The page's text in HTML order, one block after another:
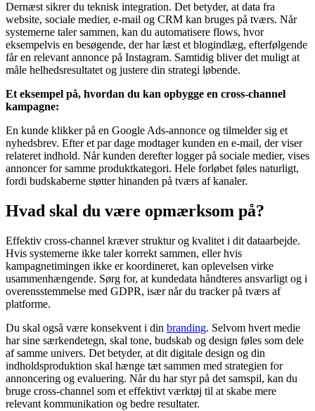
Dernæst sikrer du teknisk integration. Det betyder, at data fra
website, sociale medier, e-mail og CRM kan bruges på tværs. Når
systemerne taler sammen, kan du automatisere flows, hvor
eksempelvis en besøgende, der har læst et blogindlæg, efterfølgende
får en relevant annonce på Instagram. Samtidig bliver det muligt at
måle helhedsresultatet og justere din strategi løbende.
Et eksempel på, hvordan du kan opbygge en cross-channel
kampagne:
En kunde klikker på en Google Ads-annonce og tilmelder sig et
nyhedsbrev. Efter et par dage modtager kunden en e-mail, der viser
relateret indhold. Når kunden derefter logger på sociale medier, vises
annoncer for samme produktkategori. Hele forløbet føles naturligt,
fordi budskaberne støtter hinanden på tværs af kanaler.
Hvad skal du være opmærksom på?
Effektiv cross-channel kræver struktur og kvalitet i dit dataarbejde.
Hvis systemerne ikke taler korrekt sammen, eller hvis
kampagnetimingen ikke er koordineret, kan oplevelsen virke
usammenhængende. Sørg for, at kundedata håndteres ansvarligt og i
overensstemmelse med GDPR, især når du tracker på tværs af
platforme.
Du skal også være konsekvent i din branding. Selvom hvert medie
har sine særkendetegn, skal tone, budskab og design føles som dele
af samme univers. Det betyder, at dit digitale design og din
indholdsproduktion skal hænge tæt sammen med strategien for
annoncering og evaluering. Når du har styr på det samspil, kan du
bruge cross-channel som et effektivt værktøj til at skabe mere
relevant kommunikation og bedre resultater.